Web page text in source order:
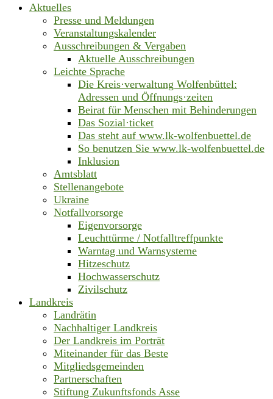
Aktuelles
Presse und Meldungen
Veranstaltungskalender
Ausschreibungen & Vergaben
Aktuelle Ausschreibungen
Leichte Sprache
Die Kreis·verwaltung Wolfenbüttel:
Adressen und Öffnungs·zeiten
Beirat für Menschen mit Behinderungen
Das Sozial·ticket
Das steht auf www.lk-wolfenbuettel.de
So benutzen Sie www.lk-wolfenbuettel.de
Inklusion
Amtsblatt
Stellenangebote
Ukraine
Notfallvorsorge
Eigenvorsorge
Leuchttürme / Notfalltreffpunkte
Warntag und Warnsysteme
Hitzeschutz
Hochwasserschutz
Zivilschutz
Landkreis
Landrätin
Nachhaltiger Landkreis
Der Landkreis im Porträt
Miteinander für das Beste
Mitgliedsgemeinden
Partnerschaften
Stiftung Zukunftsfonds Asse